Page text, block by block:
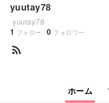
yuutay78
yuutay78
1 フォロー 0 フォロワー
rss_feed
ホーム